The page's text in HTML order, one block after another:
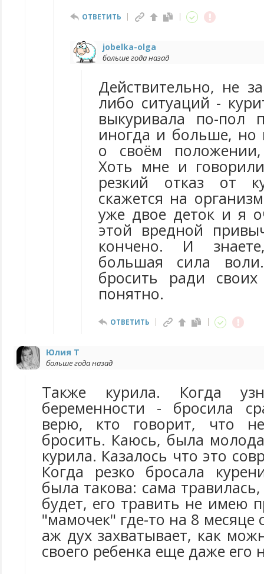
ОТВЕТИТЬ
jobelka-olga
больше года назад
Действительно, не
либо ситуаций -
выкуривала по-
иногда и больше, но
о своём
Хоть мне и
резкий отказ от
скажется на
уже двое деток и я
этой вредной
кончено. И
большая сила
бросить ради
понятно.
ОТВЕТИТЬ
Юлия Т
больше года назад
Также курила. Когда
беременности - бросила
верю, кто говорит, что
бросить. Каюсь, была
курила. Казалось что это
Когда резко бросала
была такова: сама
будет, его травить не имею
"мамочек" где-то на 8 месяце
аж дух захватывает, как
своего ребенка еще даже его